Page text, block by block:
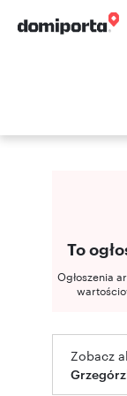
To
Ogłoszenia
Zobacz